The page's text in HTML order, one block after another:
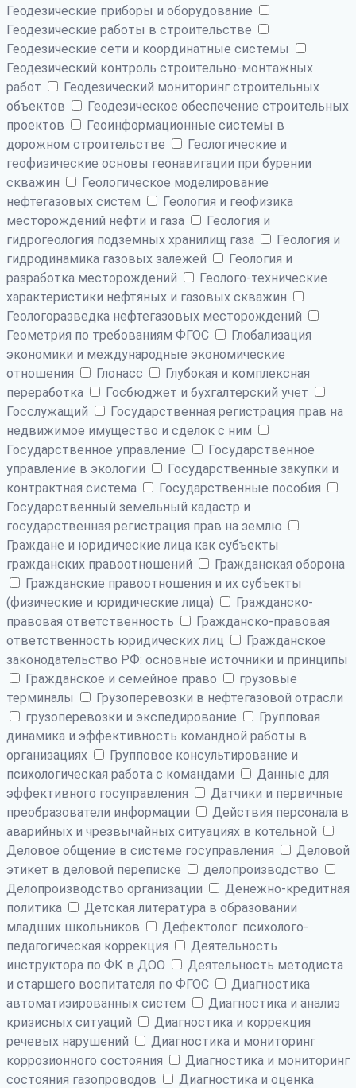
Геодезические приборы и оборудование
Геодезические работы в строительстве
Геодезические сети и координатные системы
Геодезический контроль строительно-монтажных
работ
Геодезический мониторинг строительных
объектов
Геодезическое обеспечение строительных
проектов
Геоинформационные системы в
дорожном строительстве
Геологические и
геофизические основы геонавигации при бурении
скважин
Геологическое моделирование
нефтегазовых систем
Геология и геофизика
месторождений нефти и газа
Геология и
гидрогеология подземных хранилищ газа
Геология и
гидродинамика газовых залежей
Геология и
разработка месторождений
Геолого-технические
характеристики нефтяных и газовых скважин
Геологоразведка нефтегазовых месторождений
Геометрия по требованиям ФГОС
Глобализация
экономики и международные экономические
отношения
Глонасс
Глубокая и комплексная
переработка
Госбюджет и бухгалтерский учет
Госслужащий
Государственная регистрация прав на
недвижимое имущество и сделок с ним
Государственное управление
Государственное
управление в экологии
Государственные закупки и
контрактная система
Государственные пособия
Государственный земельный кадастр и
государственная регистрация прав на землю
Граждане и юридические лица как субъекты
гражданских правоотношений
Гражданская оборона
Гражданские правоотношения и их субъекты
(физические и юридические лица)
Гражданско-
правовая ответственность
Гражданско-правовая
ответственность юридических лиц
Гражданское
законодательство РФ: основные источники и принципы
Гражданское и семейное право
грузовые
терминалы
Грузоперевозки в нефтегазовой отрасли
грузоперевозки и экспедирование
Групповая
динамика и эффективность командной работы в
организациях
Групповое консультирование и
психологическая работа с командами
Данные для
эффективного госуправления
Датчики и первичные
преобразователи информации
Действия персонала в
аварийных и чрезвычайных ситуациях в котельной
Деловое общение в системе госуправления
Деловой
этикет в деловой переписке
делопроизводство
Делопроизводство организации
Денежно-кредитная
политика
Детская литература в образовании
младших школьников
Дефектолог: психолого-
педагогическая коррекция
Деятельность
инструктора по ФК в ДОО
Деятельность методиста
и старшего воспитателя по ФГОС
Диагностика
автоматизированных систем
Диагностика и анализ
кризисных ситуаций
Диагностика и коррекция
речевых нарушений
Диагностика и мониторинг
коррозионного состояния
Диагностика и мониторинг
состояния газопроводов
Диагностика и оценка